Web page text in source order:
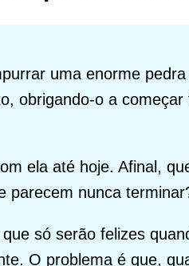
uma enorme
obrigando-o a
ela até hoje. Afinal,
parecem nunca
só serão felizes
O problema é que,